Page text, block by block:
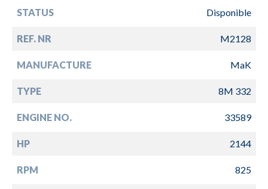
STATUS Disponible
REF. NR M2128
MANUFACTURE MaK
TYPE 8M 332
ENGINE NO. 33589
HP 2144
RPM 825